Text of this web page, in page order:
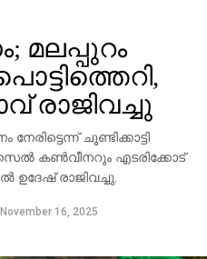
അക്രമം
തിരിച്ചെത്തി
ഉടമ നല്‍കിയ
എത്തിയവരാണ്
പരുക്കേല്‍ക്കുകയും
മലപ്പുറം
രാജിവച്ചു
നേരിട്ടെന്ന് ചൂണ്ടിക്കാട്ടി
സെല്‍ കണ്‍വീനറും എടരിക്കോട്
ഉദേഷ് രാജിവച്ചു.
November 16, 2025